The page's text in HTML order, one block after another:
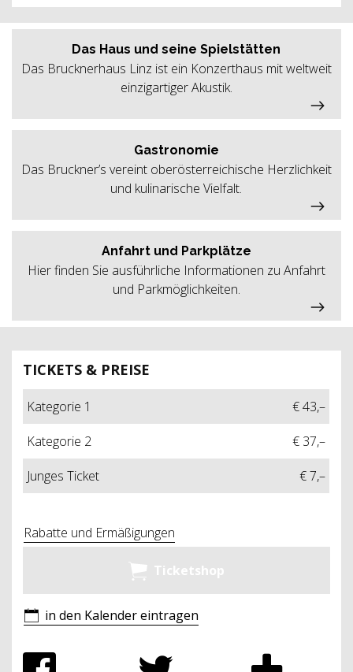
TICKETS & PREISE
Kategorie 1
€ 43,–
Kategorie 2
€ 37,–
Junges Ticket
€ 7,–
Rabatte und Ermäßigungen
Ticketshop
in den Kalender eintragen
Das Haus und seine Spielstätten
Das Brucknerhaus Linz ist ein Konzerthaus mit weltweit
einzigartiger Akustik.
Gastronomie
Das Bruckner’s vereint oberösterreichische Herzlichkeit
und kulinarische Vielfalt.
Anfahrt und Parkplätze
Hier finden Sie ausführliche Informationen zu Anfahrt
und Parkmöglichkeiten.